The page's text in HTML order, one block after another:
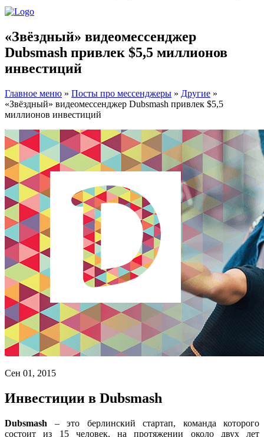
«Звёздный» видеомессенджер
Dubsmash привлек $5,5 миллионов
инвестиций
Главное меню » Посты про мессенджеры » Другие »
«Звёздный» видеомессенджер Dubsmash привлек $5,5
миллионов инвестиций
Сен 01, 2015
Инвестиции в Dubsmash
Dubsmash – это берлинский стартап, команда которого
состоит из 15 человек, на протяжении около двух лет